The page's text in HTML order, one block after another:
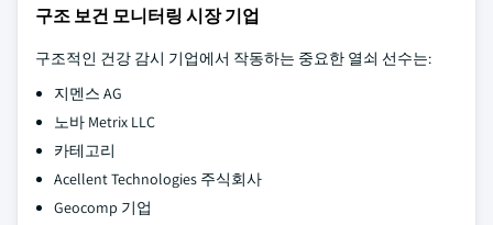
구조 보건 모니터링 시장 기업
구조적인 건강 감시 기업에서 작동하는 중요한 열쇠 선수는:
지멘스 AG
노바 Metrix LLC
카테고리
Acellent Technologies 주식회사
Geocomp 기업